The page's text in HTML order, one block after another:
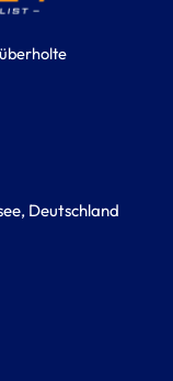
Deutschland